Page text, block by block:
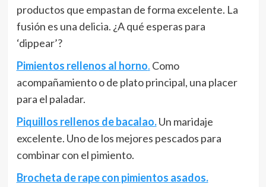
productos que empastan de forma excelente. La
fusión es una delicia. ¿A qué esperas para
‘dippear’?
Pimientos rellenos al horno. Como
acompañamiento o de plato principal, una placer
para el paladar.
Piquillos rellenos de bacalao.Un maridaje
excelente. Uno de los mejores pescados para
combinar con el pimiento.
Brocheta de rape con pimientos asados.